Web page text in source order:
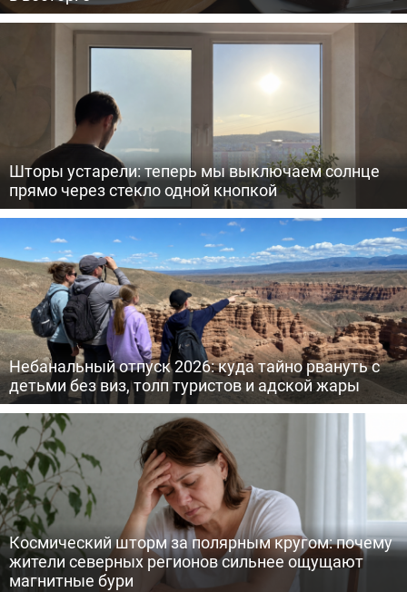
Шторы устарели: теперь мы выключаем солнце
прямо через стекло одной кнопкой
Небанальный отпуск 2026: куда тайно рвануть с
детьми без виз, толп туристов и адской жары
Космический шторм за полярным кругом: почему
жители северных регионов сильнее ощущают
магнитные бури